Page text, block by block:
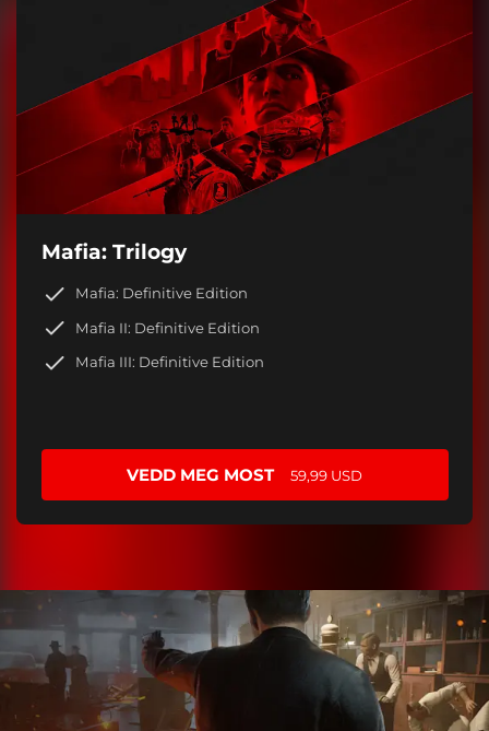
Mafia: Trilogy
Mafia: Definitive Edition
Mafia II: Definitive Edition
Mafia III: Definitive Edition
VEDD MEG MOST 59,99 USD